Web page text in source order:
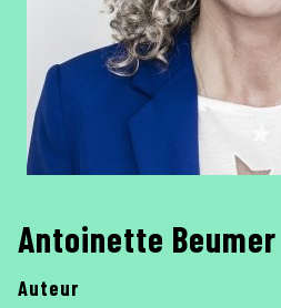
Antoinette Beumer
Auteur